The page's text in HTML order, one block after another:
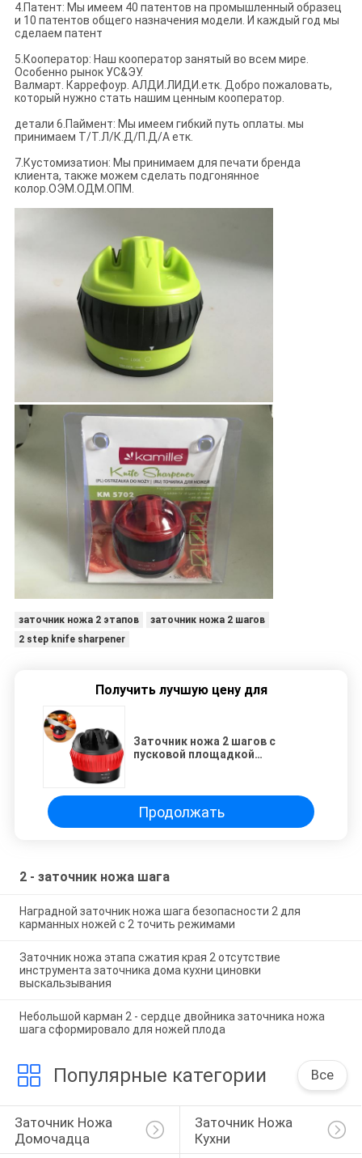
4.Патент: Мы имеем 40 патентов на промышленный образец
и 10 патентов общего назначения модели. И каждый год мы
сделаем патент
5.Кооператор: Наш кооператор занятый во всем мире.
Особенно рынок УС&ЭУ.
Валмарт. Каррефоур. АЛДИ.ЛИДИ.етк. Добро пожаловать,
который нужно стать нашим ценным кооператор.
детали 6.Паймент: Мы имеем гибкий путь оплаты. мы
принимаем Т/Т.Л/К.Д/П.Д/А етк.
7.Кустомизатион: Мы принимаем для печати бренда
клиента, также можем сделать подгонянное
колор.ОЭМ.ОДМ.ОПМ.
заточник ножа 2 этапов
заточник ножа 2 шагов
2 step knife sharpener
Получить лучшую цену для
Заточник ножа 2 шагов с
пусковой площадкой
Продолжать
2 - заточник ножа шага
Наградной заточник ножа шага безопасности 2 для
карманных ножей с 2 точить режимами
Заточник ножа этапа сжатия края 2 отсутствие
инструмента заточника дома кухни циновки
выскальзывания
Небольшой карман 2 - сердце двойника заточника ножа
шага сформировало для ножей плода
Популярные категории Все
Заточник Ножа
Домочадца
Заточник Ножа
Кухни